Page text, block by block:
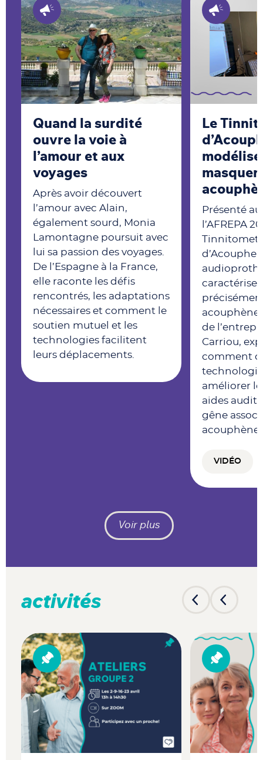
Quand la surdité
ouvre la voie à
l’amour et aux
voyages
Après avoir découvert
l’amour avec Alain,
également sourd, Monia
Lamontagne poursuit avec
lui sa passion des voyages.
De l’Espagne à la France,
elle raconte les défis
rencontrés, les adaptations
nécessaires et comment le
soutien mutuel et les
technologies facilitent
leurs déplacements.
Le
masquer
Présenté
l’AFREPA
caractériser
de
Carriou,
comment
améliorer
aides
gêne
VIDÉO
Voir plus
activités